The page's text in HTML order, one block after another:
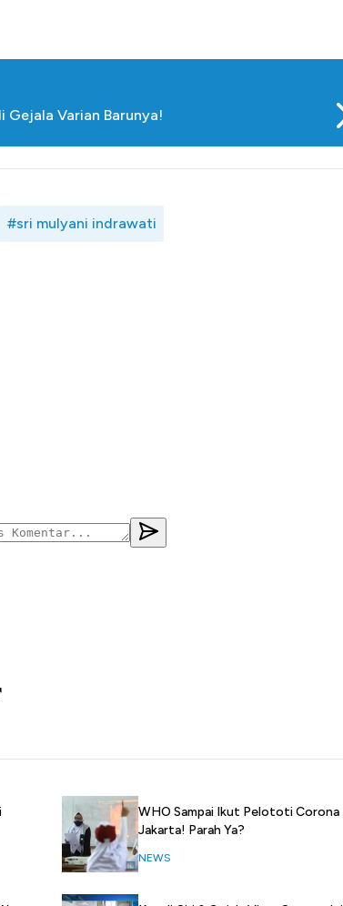
Gejala Varian Barunya!
#sri mulyani indrawati
WHO Sampai Ikut Pelototi Corona
Jakarta! Parah Ya?
NEWS